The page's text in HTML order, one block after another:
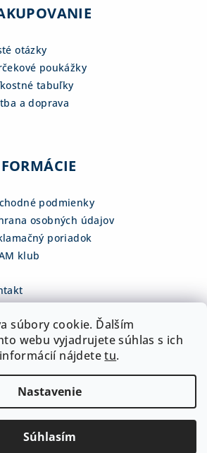
súbory cookie. Ďalším
webu vyjadrujete súhlas s ich
nájdetetu.
Nastavenie
Súhlasím
otázky
poukážky
tabuľky
a doprava
podmienky
osobných údajov
poriadok
klub
918 468 475
adamshop.sk